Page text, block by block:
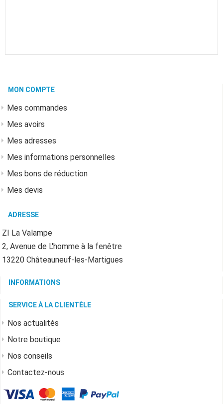
MON COMPTE
Mes commandes
Mes avoirs
Mes adresses
Mes informations personnelles
Mes bons de réduction
Mes devis
ADRESSE
ZI La Valampe
2, Avenue de L'homme à la fenêtre
13220 Châteauneuf-les-Martigues
INFORMATIONS
SERVICE À LA CLIENTÈLE
Nos actualités
Notre boutique
Nos conseils
Contactez-nous